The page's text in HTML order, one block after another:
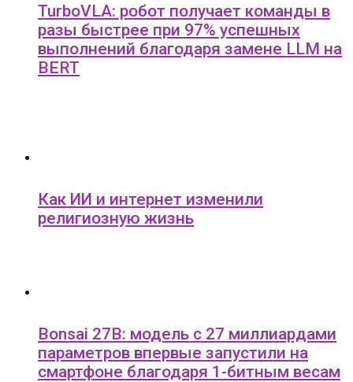
TurboVLA: робот получает команды в
разы быстрее при 97% успешных
выполнений благодаря замене LLM на
BERT
Как ИИ и интернет изменили
религиозную жизнь
Bonsai 27B: модель с 27 миллиардами
параметров впервые запустили на
смартфоне благодаря 1-битным весам